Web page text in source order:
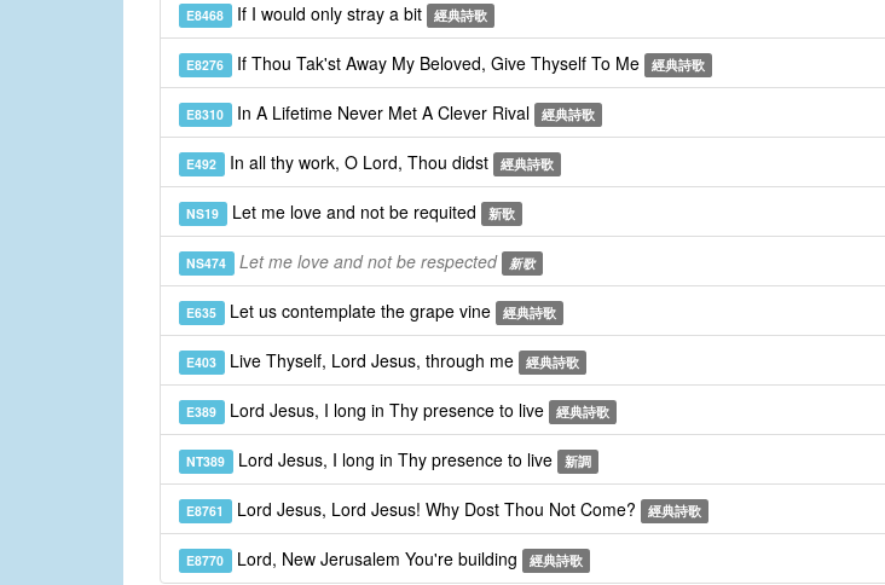
E8468 If I would only stray a bit 經典詩歌
E8276 If Thou Tak'st Away My Beloved, Give Thyself To Me 經典詩歌
E8310 In A Lifetime Never Met A Clever Rival 經典詩歌
E492 In all thy work, O Lord, Thou didst 經典詩歌
NS19 Let me love and not be requited 新歌
NS474 Let me love and not be respected 新歌
E635 Let us contemplate the grape vine 經典詩歌
E403 Live Thyself, Lord Jesus, through me 經典詩歌
E389 Lord Jesus, I long in Thy presence to live 經典詩歌
NT389 Lord Jesus, I long in Thy presence to live 新調
E8761 Lord Jesus, Lord Jesus! Why Dost Thou Not Come? 經典詩歌
E8770 Lord, New Jerusalem You're building 經典詩歌